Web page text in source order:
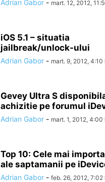
Adrian Gabor - mart. 12, 2012,
iOS 5.1 – situatia
jailbreak/unlock-ului
Adrian Gabor - mart. 9, 2012, 4:10
Gevey Ultra S
achizitie pe forumul
Adrian Gabor - mart. 1, 2012, 4:00
Top 10: Cele mai
ale saptamanii pe
Adrian Gabor - feb. 26, 2012, 7:02